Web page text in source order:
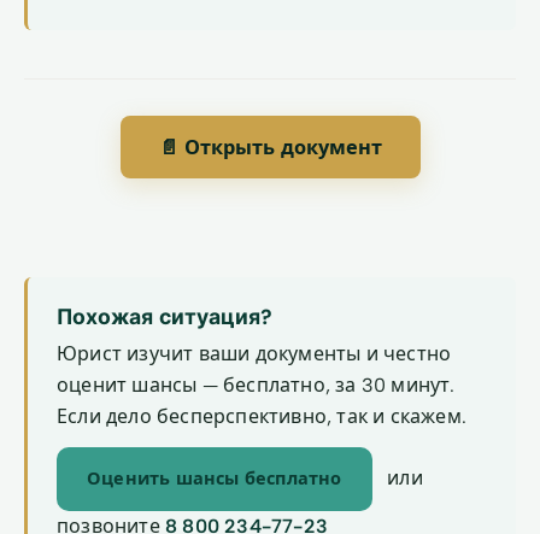
📄 Открыть документ
Похожая ситуация?
Юрист изучит ваши документы и честно
оценит шансы — бесплатно, за 30 минут.
Если дело бесперспективно, так и скажем.
Оценить шансы бесплатно или
позвоните 8 800 234-77-23